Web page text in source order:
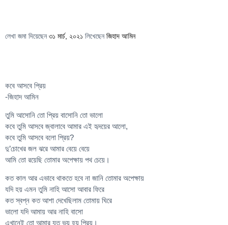
লেখা জমা দিয়েছেন ৩১ মার্চ, ২০২১ লিখেছেন জিহাদ আমিন
কবে আসবে প্রিয়
-জিহাদ আমিন
তুমি আসোনি তো প্রিয় বাসোনি তো ভালো
কবে তুমি আসবে জ্বালাবে আমার এই হৃদয়ের আলো,
কবে তুমি আসবে বলো প্রিয়?
দু’চোখের জল ঝরে আমার বেয়ে বেয়ে
আমি তো রয়েছি তোমার অপেক্ষায় পথ চেয়ে।
কত কাল আর এভাবে থাকতে হবে না জানি তোমার অপেক্ষায়
যদি হয় এমন তুমি নাহি আসো আবার ফিরে
কত স্বপ্ন কত আশা দেখেছিলাম তোমায় ঘিরে
ভালো যদি আমায় আর নাহি বাসো
এখানেই তো আমার যত ভয় হয় প্রিয়।